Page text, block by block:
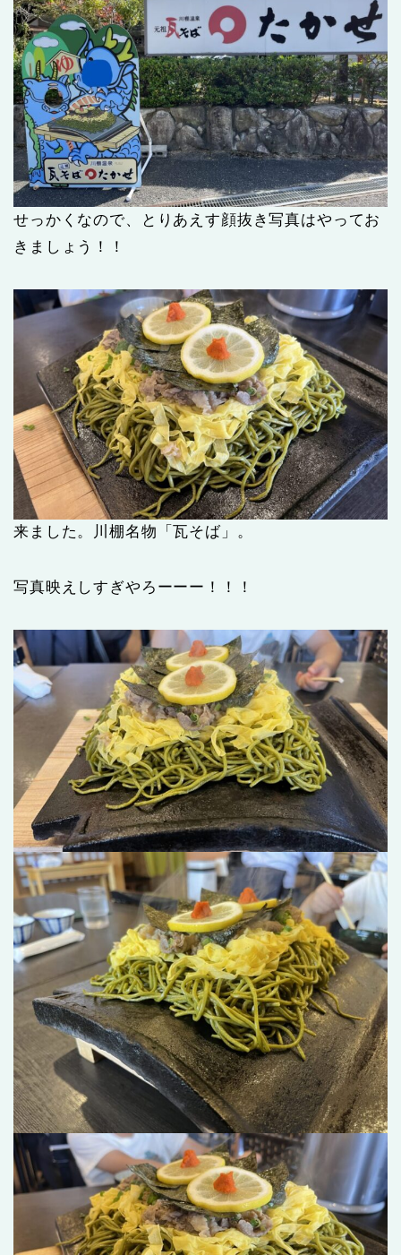
せっかくなので、とりあえす顔抜き写真はやってお
きましょう！！
来ました。川棚名物「瓦そば」。
写真映えしすぎやろーーー！！！